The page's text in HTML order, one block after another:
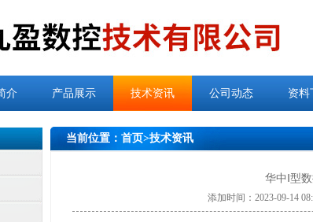
介 产品展示 技术资讯 公司动态 资料
当前位置： 首页>技术资讯
华中Ⅰ型
添加时间：2023-09-14